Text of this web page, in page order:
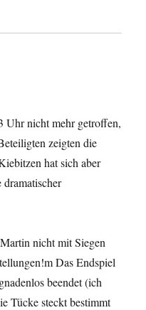
Uhr nicht mehr getroffen,
zeigten die
hat sich aber
nicht mit Siegen
Das Endspiel
beendet (ich
Tücke steckt bestimmt